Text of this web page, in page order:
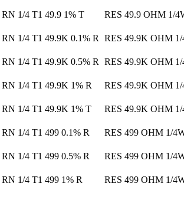
RN 1/4 T1 49.9 1% T
RES 49.9 OHM 1/
RN 1/4 T1 49.9K 0.1% R
RES 49.9K OHM
RN 1/4 T1 49.9K 0.5% R
RES 49.9K OHM
RN 1/4 T1 49.9K 1% R
RES 49.9K OHM
RN 1/4 T1 49.9K 1% T
RES 49.9K OHM
RN 1/4 T1 499 0.1% R
RES 499 OHM 1/
RN 1/4 T1 499 0.5% R
RES 499 OHM 1/
RN 1/4 T1 499 1% R
RES 499 OHM 1/